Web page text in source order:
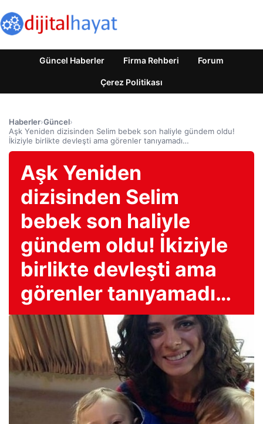
Güncel Haberler Firma Rehberi Forum
Çerez Politikası
Haberler›Güncel›
Aşk Yeniden dizisinden Selim bebek son haliyle gündem oldu!
İkiziyle birlikte devleşti ama görenler tanıyamadı…
Aşk Yeniden
dizisinden Selim
bebek son haliyle
gündem oldu! İkiziyle
birlikte devleşti ama
görenler tanıyamadı…